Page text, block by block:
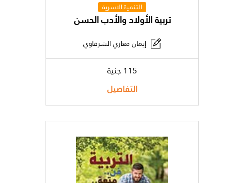
التنمية الاسرية
تربية الأولاد والأدب الحسن
إيمان مغازي الشرقاوي
115 جنية
التفاصيل